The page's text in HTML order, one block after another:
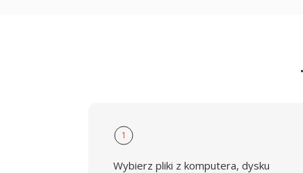
1
Wybierz pliki z komputera, dysku